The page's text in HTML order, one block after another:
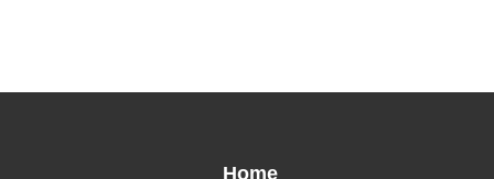
Home